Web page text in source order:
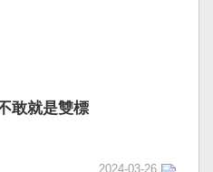
敢就是雙標
2024-03-26